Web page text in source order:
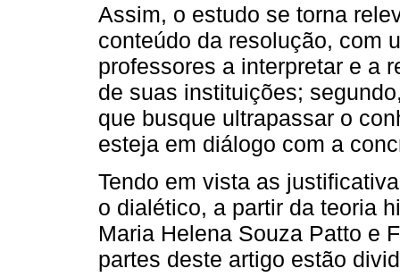
Assim, o estudo se torna
conteúdo da resolução, com
professores a interpretar e a
de suas instituições;
que busque ultrapassar o
esteja em diálogo com a
Tendo em vista as
o dialético, a partir da teoria
Maria Helena Souza Patto e
partes deste artigo estão